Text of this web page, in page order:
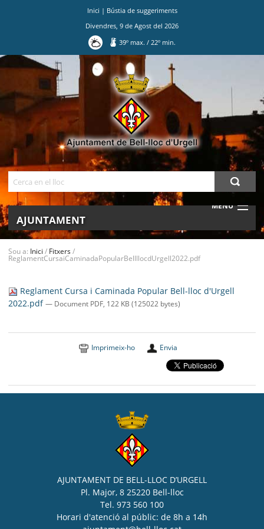
Inici | Bústia de suggeriments
Divendres 9 de Agost del 2026
39º max./ 22º min.
MENU
AJUNTAMENT
BELL-LLOC SOLUCIONA
Sou a: Inici / Fitxers/
ReglamentCursaiCaminadaPopularBellllocdUrgell2022.pdf
Reglament Cursa i Caminada Popular Bell-lloc d'Urgell
2022.pdf— Document PDF, 122 KB (125022 bytes)
Imprimeix-ho Envia
AJUNTAMENT DE BELL-LLOC D’URGELL
Pl. Major, 8 25220 Bell-lloc
Tel. 973 560 100
Horari d'atenció al públic: de 8h a 14h